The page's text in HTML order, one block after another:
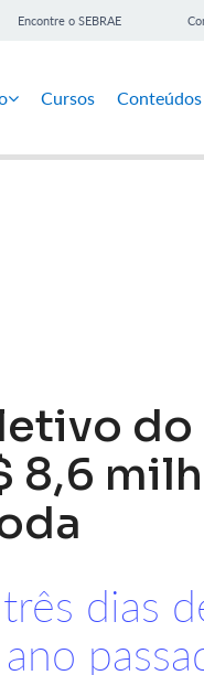
Encontre o SEBRAE
Cursos Conteúdos
do
8,6
dias